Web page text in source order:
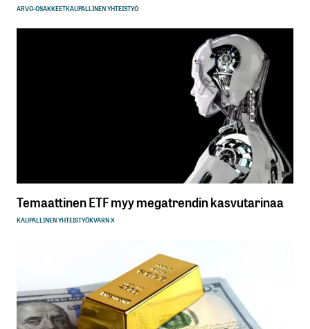
ARVO-OSAKKEETKAUPALLINEN YHTEISTYÖ
Temaattinen ETF myy megatrendin kasvutarinaa
KAUPALLINEN YHTEISTYÖKVARN X